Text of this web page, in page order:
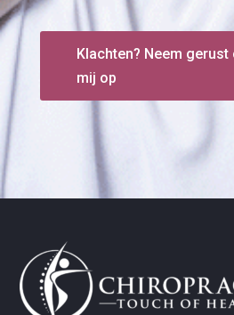
Klachten? Neem
mij op